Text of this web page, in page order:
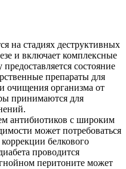
на стадиях деструктивных
и включает комплексные
состояние
препараты для
очищения организма от
принимаются для
антибиотиков с широким
может потребоваться
белкового
проводится
перитоните может